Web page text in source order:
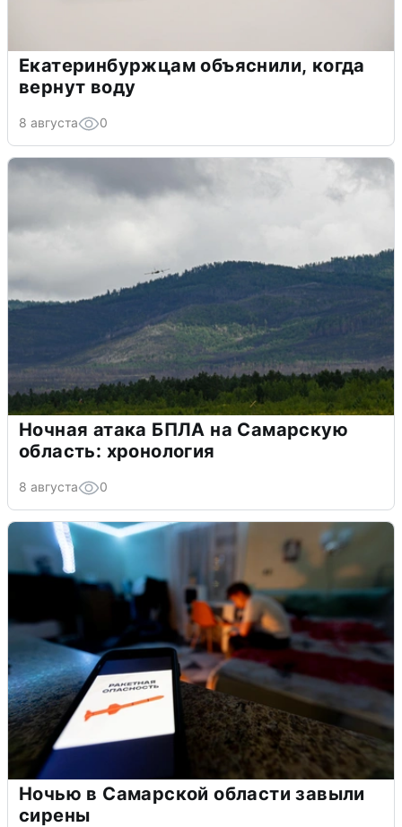
Екатеринбуржцам объяснили, когда
вернут воду
8 августа 0
Ночная атака БПЛА на Самарскую
область: хронология
8 августа 0
Ночью в Самарской области завыли
сирены